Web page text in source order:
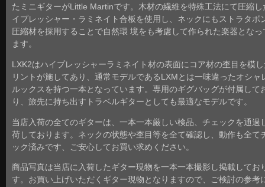
たミニギターがLittle Martinです。木材の繊維を特殊工法にて圧縮し
イプレッシャー・ラミネイト合板を使用し、ネックにもストラタボ
圧縮材を採用することで自然環 境をも考慮して作られた楽器となっ
ます。
LXK2はハイプレッシャーラミネイト材の表面にコア材の杢目を模
リントが施してあり、通常モデルであるLXMとは一味違ったオシャ
ルックスを持つ一本となっています。専用のギグバッグが付属して
り、旅先に持ち出すトラベルギターとしても最適なモデルです。
当店入荷の全てのギターは、一本一本厳しい検品、チェックを通過
荷しております。ネックの状態や杢目等を全て確認し、動作も全て
ック済みです、ご安心してお買い求めください。
商品写真は当店に入荷したギター現物を一本一本撮影し掲載してお
す。お買い上げいただくギター現物となりますので、ご検討の参考